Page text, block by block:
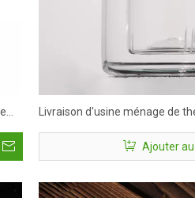
Livraison d'usine ménage de
verre small verre therm
Ajouter